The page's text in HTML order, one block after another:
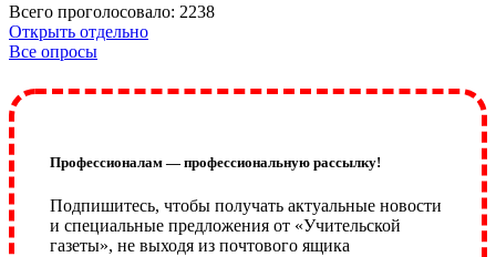
Всего проголосовало: 2238
Открыть отдельно
Все опросы
Профессионалам — профессиональную рассылку!
Подпишитесь, чтобы получать актуальные новости
и специальные предложения от «Учительской
газеты», не выходя из почтового ящика